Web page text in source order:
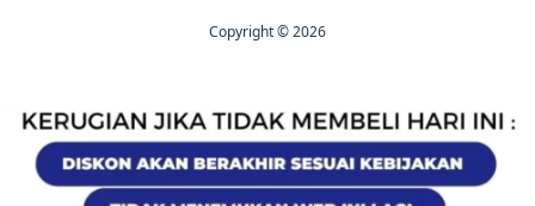
Copyright © 2026